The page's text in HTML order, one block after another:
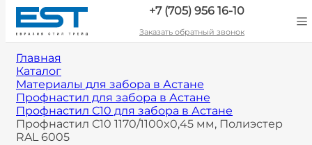
+7 (705) 956 16-10
Заказать обратный звонок
Главная
Каталог
Материалы для забора в Астане
Профнастил для забора в Астане
Профнастил С10 для забора в Астане
Профнастил С10 1170/1100x0,45 мм, Полиэстер
RAL 6005